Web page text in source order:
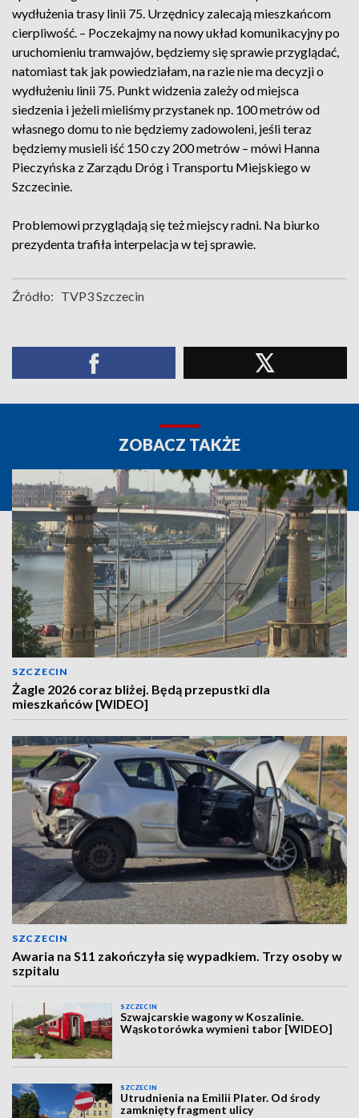
wydłużenia trasy linii 75. Urzędnicy zalecają mieszkańcom
cierpliwość. – Poczekajmy na nowy układ komunikacyjny po
uruchomieniu tramwajów, będziemy się sprawie przyglądać,
natomiast tak jak powiedziałam, na razie nie ma decyzji o
wydłużeniu linii 75. Punkt widzenia zależy od miejsca
siedzenia i jeżeli mieliśmy przystanek np. 100 metrów od
własnego domu to nie będziemy zadowoleni, jeśli teraz
będziemy musieli iść 150 czy 200 metrów – mówi Hanna
Pieczyńska z Zarządu Dróg i Transportu Miejskiego w
Szczecinie.
Problemowi przyglądają się też miejscy radni. Na biurko
prezydenta trafiła interpelacja w tej sprawie.
Źródło: TVP3 Szczecin
ZOBACZ TAKŻE
SZCZECIN
Żagle 2026 coraz bliżej. Będą przepustki dla
mieszkańców [WIDEO]
SZCZECIN
Awaria na S11 zakończyła się wypadkiem. Trzy osoby w
szpitalu
SZCZECIN
Szwajcarskie wagony w Koszalinie.
Wąskotorówka wymieni tabor [WIDEO]
SZCZECIN
Utrudnienia na Emilii Plater. Od środy
zamknięty fragment ulicy